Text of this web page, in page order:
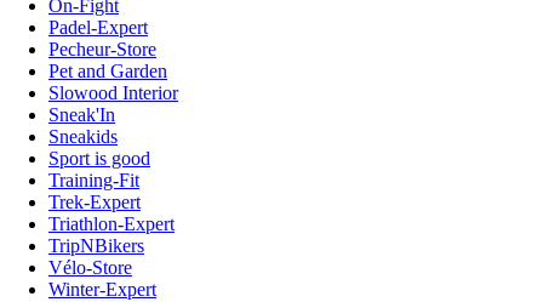
On-Fight
Padel-Expert
Pecheur-Store
Pet and Garden
Slowood Interior
Sneak'In
Sneakids
Sport is good
Training-Fit
Trek-Expert
Triathlon-Expert
TripNBikers
Vélo-Store
Winter-Expert